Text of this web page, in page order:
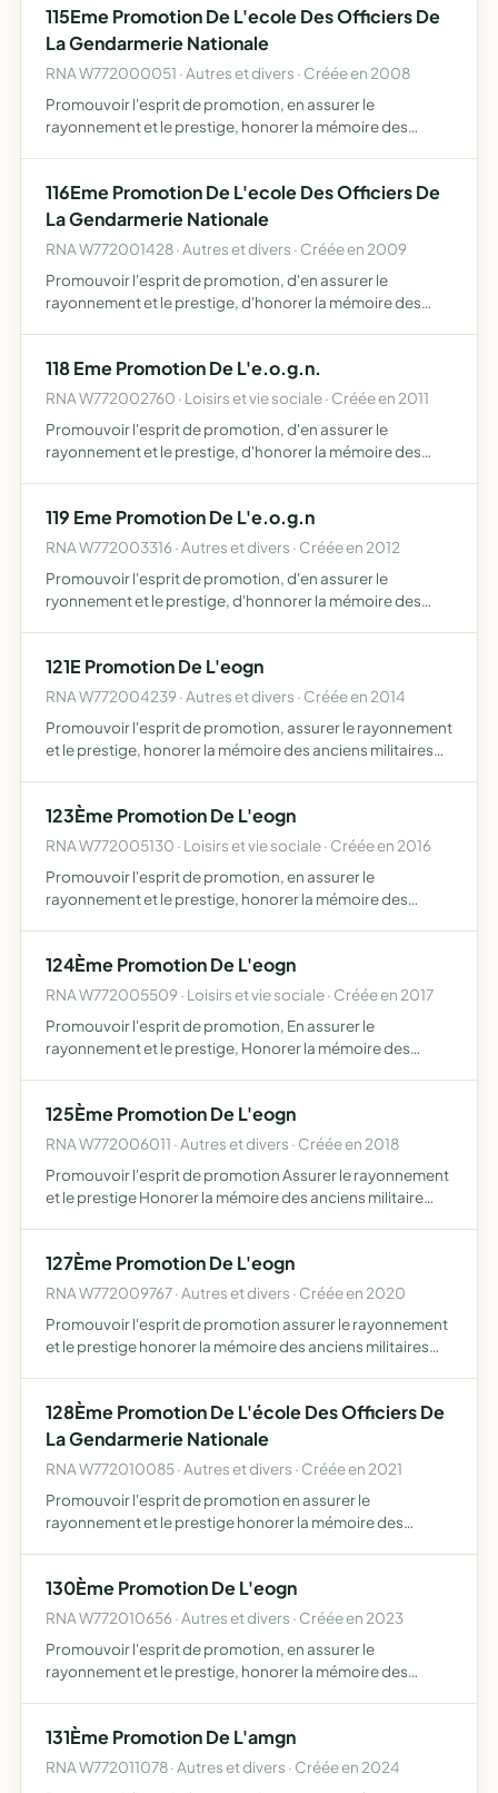
sport,…
115Eme Promotion De L'ecole Des Officiers De
La Gendarmerie Nationale
RNA W772000051 · Autres et divers · Créée en 2008
Promouvoir l'esprit de promotion, en assurer le
rayonnement et le prestige, honorer la mémoire des
l'école des …
116Eme Promotion De L'ecole Des Officiers De
La Gendarmerie Nationale
RNA W772001428 · Autres et divers · Créée en 2009
Promouvoir l'esprit de promotion, d'en assurer le
rayonnement et le prestige, d'honorer la mémoire des
l'éco…
118 Eme Promotion De L'e.o.g.n.
RNA W772002760 · Loisirs et vie sociale · Créée en 2011
Promouvoir l'esprit de promotion, d'en assurer le
rayonnement et le prestige, d'honorer la mémoire des
tradit…
119 Eme Promotion De L'e.o.g.n
RNA W772003316 · Autres et divers · Créée en 2012
Promouvoir l'esprit de promotion, d'en assurer le
ryonnement et le prestige, d'honnorer la mémoire des
tradit…
121E Promotion De L'eogn
RNA W772004239 · Autres et divers · Créée en 2014
Promouvoir l'esprit de promotion, assurer le rayonnement
et le prestige, honorer la mémoire des anciens militaires
123Ème Promotion De L'eogn
RNA W772005130 · Loisirs et vie sociale · Créée en 2016
Promouvoir l'esprit de promotion, en assurer le
rayonnement et le prestige, honorer la mémoire des
perpétuan…
124Ème Promotion De L'eogn
RNA W772005509 · Loisirs et vie sociale · Créée en 2017
Promouvoir l'esprit de promotion, En assurer le
rayonnement et le prestige, Honorer la mémoire des
en perpétuan…
125Ème Promotion De L'eogn
RNA W772006011 · Autres et divers · Créée en 2018
Promouvoir l'esprit de promotion Assurer le rayonnement
et le prestige Honorer la mémoire des anciens militaire
127Ème Promotion De L'eogn
RNA W772009767 · Autres et divers · Créée en 2020
Promouvoir l'esprit de promotion assurer le rayonnement
et le prestige honorer la mémoire des anciens militaires
128Ème Promotion De L'école Des Officiers De
La Gendarmerie Nationale
RNA W772010085 · Autres et divers · Créée en 2021
Promouvoir l'esprit de promotion en assurer le
rayonnement et le prestige honorer la mémoire des
perpétuant l…
130Ème Promotion De L'eogn
RNA W772010656 · Autres et divers · Créée en 2023
Promouvoir l'esprit de promotion, en assurer le
rayonnement et le prestige, honorer la mémoire des
perpétuant…
131Ème Promotion De L'amgn
RNA W772011078 · Autres et divers · Créée en 2024